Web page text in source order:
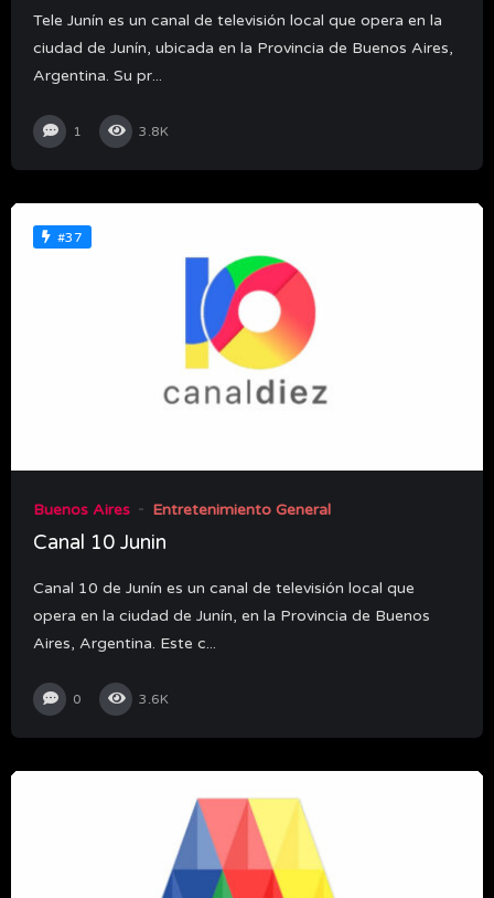
Tele Junín es un canal de televisión local que opera en la
ciudad de Junín, ubicada en la Provincia de Buenos Aires,
Argentina. Su pr...
1 3.8K
#37
Buenos Aires Entretenimiento General
Canal 10 Junin
Canal 10 de Junín es un canal de televisión local que
opera en la ciudad de Junín, en la Provincia de Buenos
Aires, Argentina. Este c...
0 3.6K